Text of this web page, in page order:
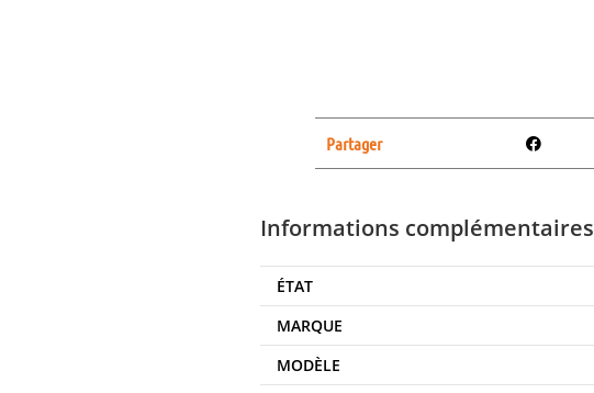
Partager
Informations complémentaires
ÉTAT
MARQUE
MODÈLE